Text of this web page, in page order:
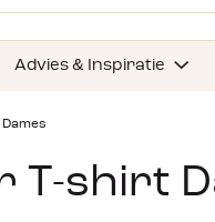
Advies & Inspiratie
T-shirt